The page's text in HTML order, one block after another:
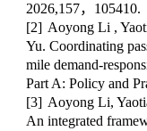
2026,157，105410.
[2] Aoyong Li , Ya
Yu. Coordinating
mile demand-
Part A: Policy and
[3] Aoyong Li,
An integrated